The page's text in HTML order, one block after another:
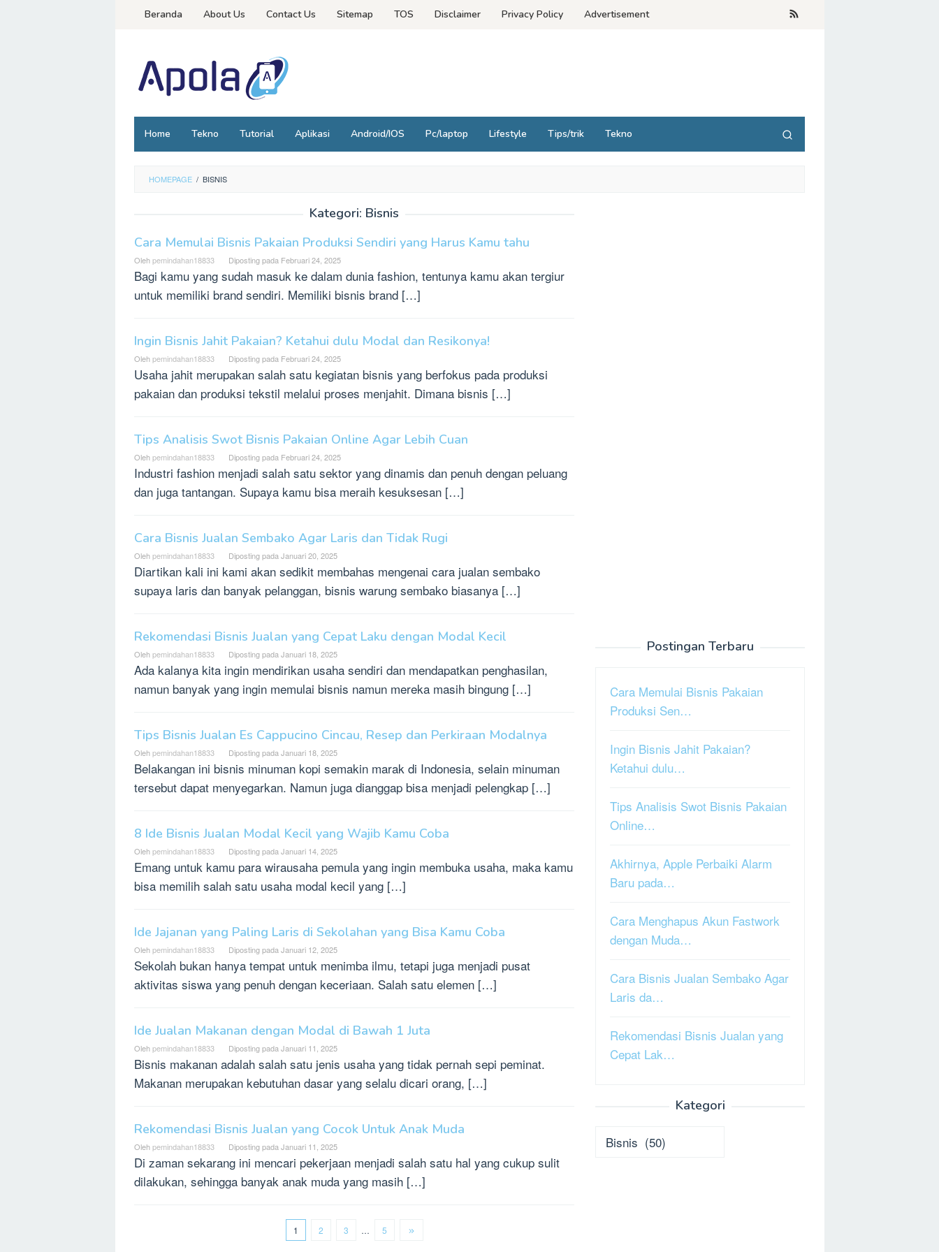
LoncatBeranda About Us Contact Us Sitemap TOS Disclaimer Privacy Policy Advertisement
Home Tekno Tutorial Aplikasi Android/IOS Pc/laptop Lifestyle Tips/trik Tekno
HOMEPAGE / BISNIS
Kategori: Bisnis
Cara Memulai Bisnis Pakaian Produksi Sendiri yang Harus Kamu tahu
Olehpemindahan18833 Diposting pada Februari 24, 2025
Bagi kamu yang sudah masuk ke dalam dunia fashion, tentunya kamu akan tergiur
untuk memiliki brand sendiri. Memiliki bisnis brand […]
Ingin Bisnis Jahit Pakaian? Ketahui dulu Modal dan Resikonya!
Olehpemindahan18833 Diposting pada Februari 24, 2025
Usaha jahit merupakan salah satu kegiatan bisnis yang berfokus pada produksi
pakaian dan produksi tekstil melalui proses menjahit. Dimana bisnis […]
Tips Analisis Swot Bisnis Pakaian Online Agar Lebih Cuan
Olehpemindahan18833 Diposting pada Februari 24, 2025
Industri fashion menjadi salah satu sektor yang dinamis dan penuh dengan peluang
dan juga tantangan. Supaya kamu bisa meraih kesuksesan […]
Cara Bisnis Jualan Sembako Agar Laris dan Tidak Rugi
Olehpemindahan18833 Diposting pada Januari 20, 2025
Diartikan kali ini kami akan sedikit membahas mengenai cara jualan sembako
supaya laris dan banyak pelanggan, bisnis warung sembako biasanya […]
Rekomendasi Bisnis Jualan yang Cepat Laku dengan Modal Kecil
Olehpemindahan18833 Diposting pada Januari 18, 2025
Ada kalanya kita ingin mendirikan usaha sendiri dan mendapatkan penghasilan,
namun banyak yang ingin memulai bisnis namun mereka masih bingung […]
Tips Bisnis Jualan Es Cappucino Cincau, Resep dan Perkiraan Modalnya
Olehpemindahan18833 Diposting pada Januari 18, 2025
Belakangan ini bisnis minuman kopi semakin marak di Indonesia, selain minuman
tersebut dapat menyegarkan. Namun juga dianggap bisa menjadi pelengkap […]
8 Ide Bisnis Jualan Modal Kecil yang Wajib Kamu Coba
Olehpemindahan18833 Diposting pada Januari 14, 2025
Emang untuk kamu para wirausaha pemula yang ingin membuka usaha, maka kamu
bisa memilih salah satu usaha modal kecil yang […]
Ide Jajanan yang Paling Laris di Sekolahan yang Bisa Kamu Coba
Olehpemindahan18833 Diposting pada Januari 12, 2025
Sekolah bukan hanya tempat untuk menimba ilmu, tetapi juga menjadi pusat
aktivitas siswa yang penuh dengan keceriaan. Salah satu elemen […]
Ide Jualan Makanan dengan Modal di Bawah 1 Juta
Olehpemindahan18833 Diposting pada Januari 11, 2025
Bisnis makanan adalah salah satu jenis usaha yang tidak pernah sepi peminat.
Makanan merupakan kebutuhan dasar yang selalu dicari orang, […]
Rekomendasi Bisnis Jualan yang Cocok Untuk Anak Muda
Olehpemindahan18833 Diposting pada Januari 11, 2025
Di zaman sekarang ini mencari pekerjaan menjadi salah satu hal yang cukup sulit
dilakukan, sehingga banyak anak muda yang masih […]
1 2 3 … 5
Postingan Terbaru
Cara Memulai Bisnis Pakaian
Produksi Sen…
Ingin Bisnis Jahit Pakaian?
Ketahui dulu…
Tips Analisis Swot Bisnis Pakaian
Online…
Akhirnya, Apple Perbaiki Alarm
Baru pada…
Cara Menghapus Akun Fastwork
dengan Muda…
Cara Bisnis Jualan Sembako Agar
Laris da…
Rekomendasi Bisnis Jualan yang
Cepat Lak…
Kategori
Kategori